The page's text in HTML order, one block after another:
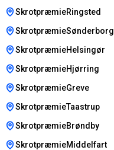
SkrotpræmieRingsted
SkrotpræmieSønderborg
SkrotpræmieHelsingør
SkrotpræmieHjørring
SkrotpræmieGreve
SkrotpræmieTaastrup
SkrotpræmieBrøndby
SkrotpræmieMiddelfart